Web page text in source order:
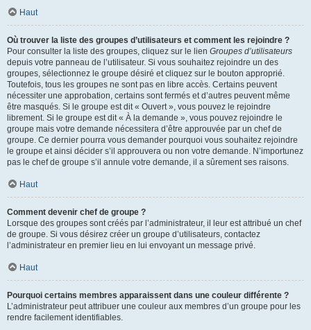
Haut
Où trouver la liste des groupes d’utilisateurs et comment les rejoindre ?
Pour consulter la liste des groupes, cliquez sur le lien Groupes d’utilisateurs
depuis votre panneau de l’utilisateur. Si vous souhaitez rejoindre un des
groupes, sélectionnez le groupe désiré et cliquez sur le bouton approprié.
Toutefois, tous les groupes ne sont pas en libre accès. Certains peuvent
nécessiter une approbation, certains sont fermés et d’autres peuvent même
être masqués. Si le groupe est dit « Ouvert », vous pouvez le rejoindre
librement. Si le groupe est dit « À la demande », vous pouvez rejoindre le
groupe mais votre demande nécessitera d’être approuvée par un chef de
groupe. Ce dernier pourra vous demander pourquoi vous souhaitez rejoindre
le groupe et ainsi décider s’il approuvera ou non votre demande. N’importunez
pas le chef de groupe s’il annule votre demande, il a sûrement ses raisons.
Haut
Comment devenir chef de groupe ?
Lorsque des groupes sont créés par l’administrateur, il leur est attribué un chef
de groupe. Si vous désirez créer un groupe d’utilisateurs, contactez
l’administrateur en premier lieu en lui envoyant un message privé.
Haut
Pourquoi certains membres apparaissent dans une couleur différente ?
L’administrateur peut attribuer une couleur aux membres d’un groupe pour les
rendre facilement identifiables.